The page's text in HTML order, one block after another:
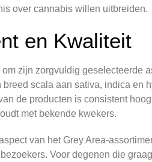
over cannabis willen uitbreiden.
en Kwaliteit
om zijn zorgvuldig geselecteerde
breed scala aan sativa, indica en
de producten is consistent
met bekende kwekers.
van het Grey Area-
Voor degenen die